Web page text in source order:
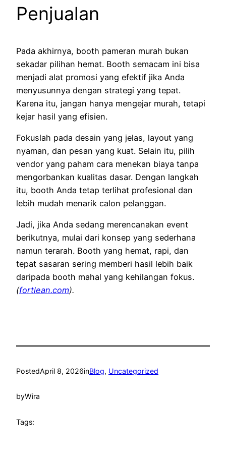
Penjualan
Pada akhirnya, booth pameran murah bukan
sekadar pilihan hemat. Booth semacam ini bisa
menjadi alat promosi yang efektif jika Anda
menyusunnya dengan strategi yang tepat.
Karena itu, jangan hanya mengejar murah, tetapi
kejar hasil yang efisien.
Fokuslah pada desain yang jelas, layout yang
nyaman, dan pesan yang kuat. Selain itu, pilih
vendor yang paham cara menekan biaya tanpa
mengorbankan kualitas dasar. Dengan langkah
itu, booth Anda tetap terlihat profesional dan
lebih mudah menarik calon pelanggan.
Jadi, jika Anda sedang merencanakan event
berikutnya, mulai dari konsep yang sederhana
namun terarah. Booth yang hemat, rapi, dan
tepat sasaran sering memberi hasil lebih baik
daripada booth mahal yang kehilangan fokus.
(fortlean.com).
PostedApril 8, 2026inBlog, Uncategorized
byWira
Tags: